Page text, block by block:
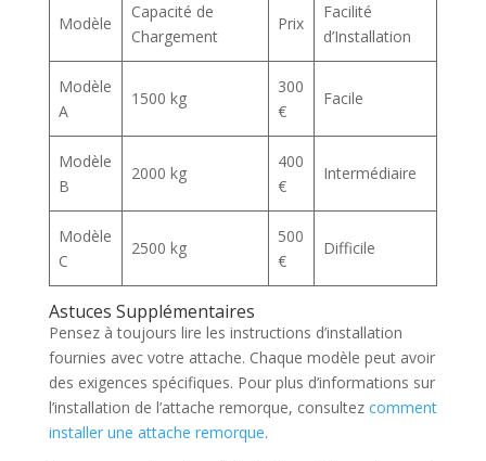
Modèle
Capacité de
Chargement
Prix
Facilité
d’Installation
Modèle
A
1500 kg
300
€
Facile
Modèle
B
2000 kg
400
€
Intermédiaire
Modèle
C
2500 kg
500
€
Difficile
Astuces Supplémentaires
Pensez à toujours lire les instructions d’installation
fournies avec votre attache. Chaque modèle peut avoir
des exigences spécifiques. Pour plus d’informations sur
l’installation de l’attache remorque, consultez comment
installer une attache remorque.